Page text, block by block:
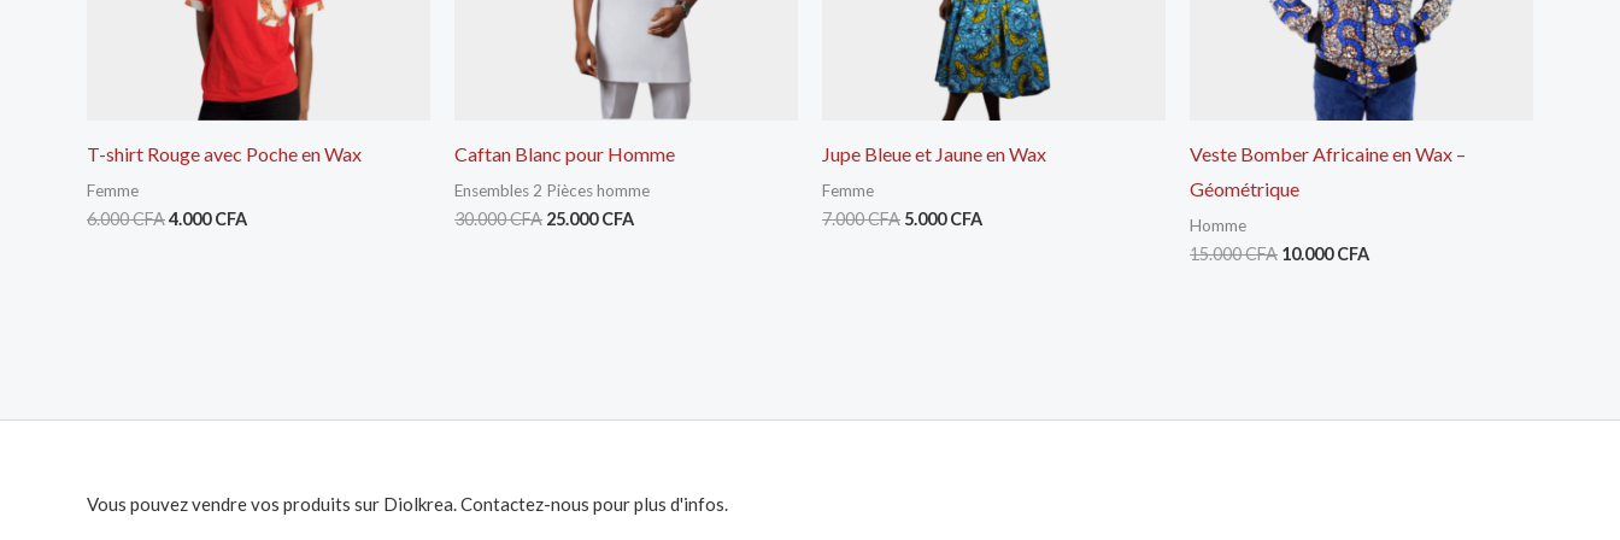
T-shirt Rouge avec Poche en Wax
Femme
6.000CFA4.000CFA
Caftan Blanc pour Homme
Ensembles 2 Pièces homme
30.000CFA 25.000CFA
Jupe Bleue et Jaune en Wax
Femme
7.000CFA 5.000CFA
Veste Bomber Africaine en Wax –
Géométrique
Homme
15.000CFA 10.000CFA
Vous pouvez vendre vos produits sur Diolkrea. Contactez-nous pour plus d'infos.